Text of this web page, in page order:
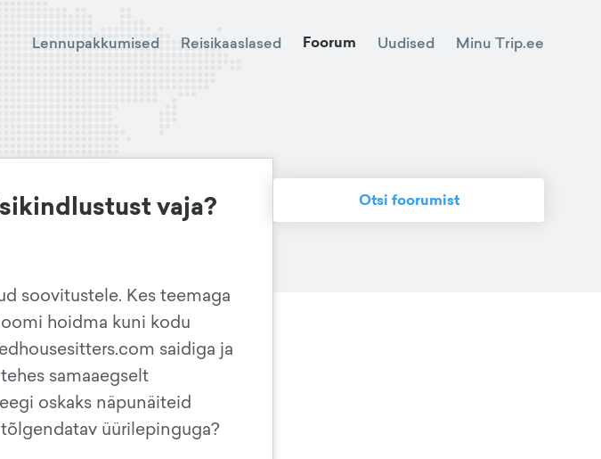
Lennupakkumised Reisikaaslased Foorum Uudised Minu Trip.ee
vaja?
soovitustele. Kes teemaga
hoidma kuni kodu
saidiga ja
samaaegselt
oskaks näpunäiteid
üürilepinguga?
Otsi foorumist